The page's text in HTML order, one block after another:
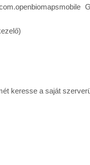
keresse a saját